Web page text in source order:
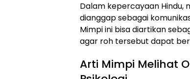
Dalam kepercayaan Hindu,
dianggap sebagai
Mimpi ini bisa diartikan
agar roh tersebut dapat
Arti Mimpi Melihat